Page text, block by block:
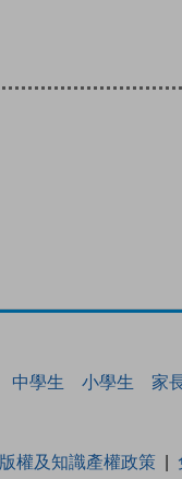
中學生 小學生 家
版權及知識產權政策